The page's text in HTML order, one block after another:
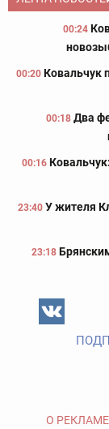
00:24
00:20 Ковальчук
00:18 Два
00:16
23:40 У жителя
23:18
О РЕКЛАМЕ